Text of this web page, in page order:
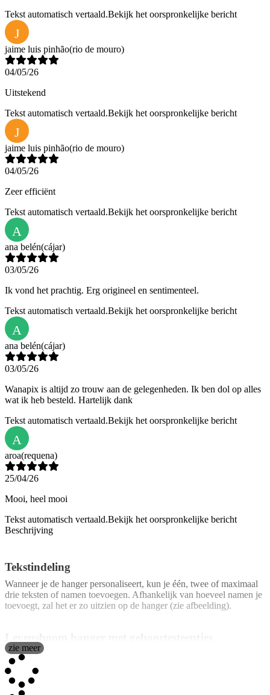
Tekst automatisch vertaald.Bekijk het oorspronkelijke bericht
J
jaime luis pinhão(rio de mouro)
04/05/26
Uitstekend
Tekst automatisch vertaald.Bekijk het oorspronkelijke bericht
J
jaime luis pinhão(rio de mouro)
04/05/26
Zeer efficiënt
Tekst automatisch vertaald.Bekijk het oorspronkelijke bericht
A
ana belén(cájar)
03/05/26
Ik vond het prachtig. Erg origineel en sentimenteel.
Tekst automatisch vertaald.Bekijk het oorspronkelijke bericht
A
ana belén(cájar)
03/05/26
Wanapix is altijd zo trouw aan de gelegenheden. Ik ben dol op alles
wat ik heb besteld. Hartelijk dank
Tekst automatisch vertaald.Bekijk het oorspronkelijke bericht
A
aroa(requena)
25/04/26
Mooi, heel mooi
Tekst automatisch vertaald.Bekijk het oorspronkelijke bericht
Beschrijving
Tekstindeling
Wanneer je de hanger personaliseert, kun je één, twee of maximaal
drie teksten of namen toevoegen. Afhankelijk van hoeveel namen je
toevoegt, zal het er zo uitzien op de hanger (zie afbeelding).
Delevensboom halsketting met geboortesteentjes
meest bijzondere modellen van onze web pagina vanwege zijn
symboliek. Naast het metaforisch weergeven van het leven,
herinnert het ons er ook aan dat het leven verbonden is met de
zie meer